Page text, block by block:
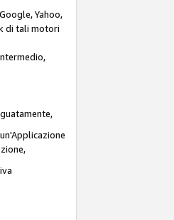
Yahoo,
di tali motori